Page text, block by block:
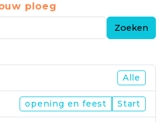
ploeg
Zoeken
Alle
opening en feest Start